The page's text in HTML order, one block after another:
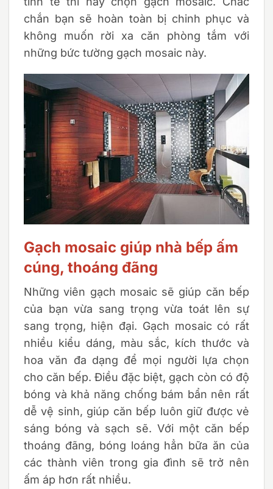
chắn bạn sẽ hoàn toàn bị chinh phục và
không muốn rời xa căn phòng tắm với
những bức tường gạch mosaic này.
Gạch mosaic giúp nhà bếp ấm
cúng, thoáng đãng
Những viên gạch mosaic sẽ giúp căn bếp
của bạn vừa sang trọng vừa toát lên sự
sang trọng, hiện đại. Gạch mosaic có rất
nhiều kiểu dáng, màu sắc, kích thước và
hoa văn đa dạng để mọi người lựa chọn
cho căn bếp. Điều đặc biệt, gạch còn có độ
bóng và khả năng chống bám bẩn nên rất
dễ vệ sinh, giúp căn bếp luôn giữ được vẻ
sáng bóng và sạch sẽ. Với một căn bếp
thoáng đãng, bóng loáng hẳn bữa ăn của
các thành viên trong gia đình sẽ trở nên
ấm áp hơn rất nhiều.